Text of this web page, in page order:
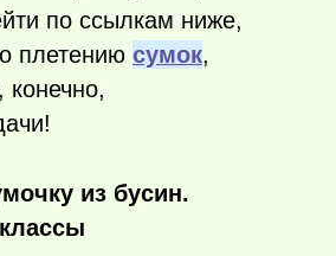
по ссылкам ниже,
плетению сумок,
конечно,
из бусин.